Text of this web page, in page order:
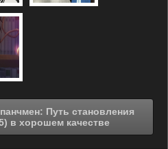
героя (OVA) (2015) в хорошем качестве